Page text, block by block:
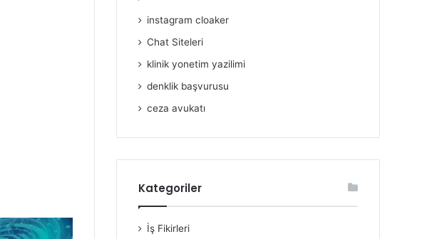
instagram cloaker
Chat Siteleri
klinik yonetim yazilimi
denklik başvurusu
ceza avukatı
Kategoriler
İş Fikirleri